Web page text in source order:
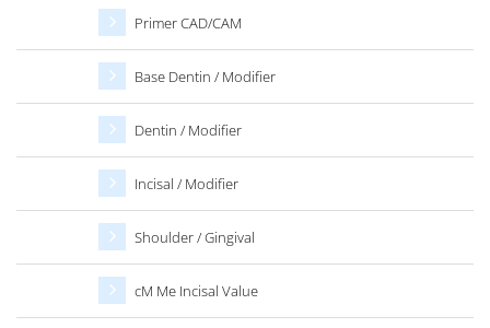
Primer CAD/CAM
Base Dentin / Modifier
Dentin / Modifier
Incisal / Modifier
Shoulder / Gingival
cM Me Incisal Value